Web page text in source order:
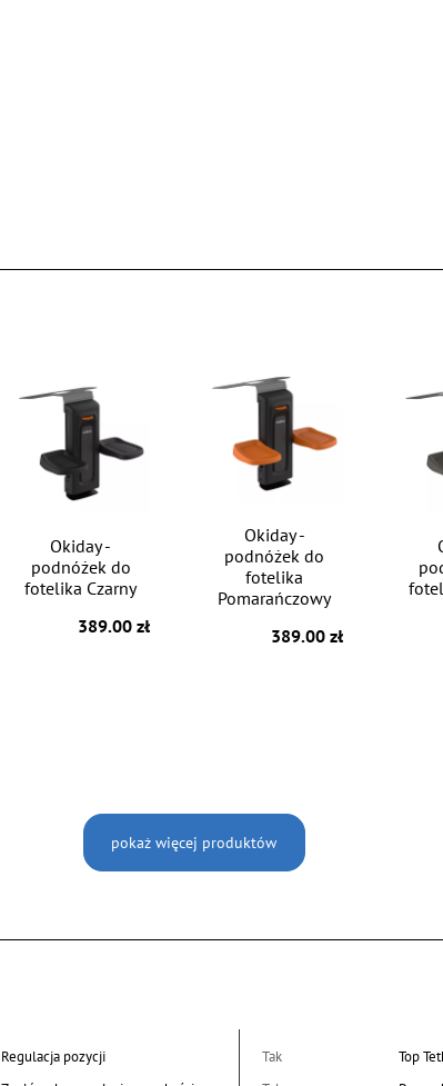
Okiday -
podnóżek do
fotelika Czarny
389.00 zł
Okiday -
podnóżek do
fotelika
Pomarańczowy
389.00 zł
pokaż więcej produktów
Regulacja pozycji
Tak
Top